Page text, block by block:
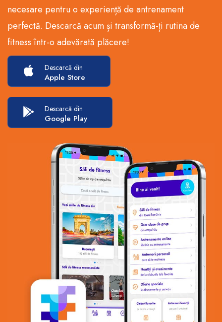
necesare pentru o experiență de antrenament
perfectă. Descarcă acum și transformă-ți rutina de
fitness într-o adevărată plăcere!
Descarcă din
Apple Store
Descarcă din
Google Play